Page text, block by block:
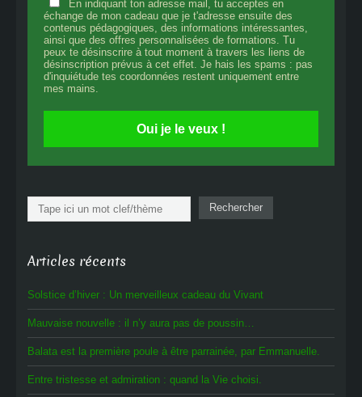
En indiquant ton adresse mail, tu acceptes en
échange de mon cadeau que je t'adresse ensuite des
contenus pédagogiques, des informations intéressantes,
ainsi que des offres personnalisées de formations. Tu
peux te désinscrire à tout moment à travers les liens de
désinscription prévus à cet effet. Je hais les spams : pas
d'inquiétude tes coordonnées restent uniquement entre
mes mains.
Oui je le veux !
Rechercher Rechercher
Articles récents
Solstice d’hiver : Un merveilleux cadeau du Vivant
Mauvaise nouvelle : il n’y aura pas de poussin…
Balata est la première poule à être parrainée, par Emmanuelle.
Entre tristesse et admiration : quand la Vie choisi.